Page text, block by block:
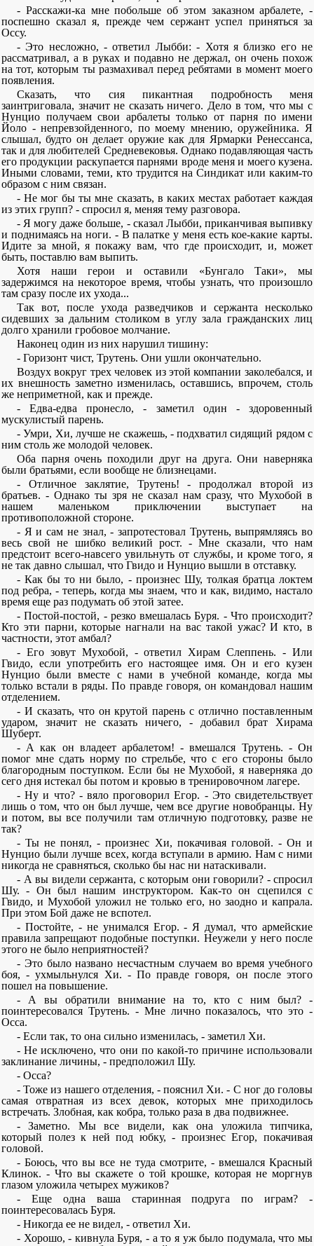
- Расскажи-ка мне побольше об этом заказном арбалете, -
поспешно сказал я, прежде чем сержант успел приняться за
Оссу.
- Это несложно, - ответил Лыбби: - Хотя я близко его не
рассматривал, а в руках и подавно не держал, он очень похож
на тот, которым ты размахивал перед ребятами в момент моего
появления.
Сказать, что сия пикантная подробность меня
заинтриговала, значит не сказать ничего. Дело в том, что мы с
Нунцио получаем свои арбалеты только от парня по имени
Йоло - непревзойденного, по моему мнению, оружейника. Я
слышал, будто он делает оружие как для Ярмарки Ренессанса,
так и для любителей Средневековья. Однако подавляющая часть
его продукции раскупается парнями вроде меня и моего кузена.
Иными словами, теми, кто трудится на Синдикат или каким-то
образом с ним связан.
- Не мог бы ты мне сказать, в каких местах работает каждая
из этих групп? - спросил я, меняя тему разговора.
- Я могу даже больше, - сказал Лыбби, приканчивая выпивку
и поднимаясь на ноги. - В палатке у меня есть кое-какие карты.
Идите за мной, я покажу вам, что где происходит, и, может
быть, поставлю вам выпить.
Хотя наши герои и оставили «Бунгало Таки», мы
задержимся на некоторое время, чтобы узнать, что произошло
там сразу после их ухода...
Так вот, после ухода разведчиков и сержанта несколько
сидевших за дальним столиком в углу зала гражданских лиц
долго хранили гробовое молчание.
Наконец один из них нарушил тишину:
- Горизонт чист, Трутень. Они ушли окончательно.
Воздух вокруг трех человек из этой компании заколебался, и
их внешность заметно изменилась, оставшись, впрочем, столь
же неприметной, как и прежде.
- Едва-едва пронесло, - заметил один - здоровенный
мускулистый парень.
- Умри, Хи, лучше не скажешь, - подхватил сидящий рядом с
ним столь же молодой человек.
Оба парня очень походили друг на друга. Они наверняка
были братьями, если вообще не близнецами.
- Отличное заклятие, Трутень! - продолжал второй из
братьев. - Однако ты зря не сказал нам сразу, что Мухобой в
нашем маленьком приключении выступает на
противоположной стороне.
- Я и сам не знал, - запротестовал Трутень, выпрямляясь во
весь свой не шибко великий рост. - Мне сказали, что нам
предстоит всего-навсего увильнуть от службы, и кроме того, я
не так давно слышал, что Гвидо и Нунцио вышли в отставку.
- Как бы то ни было, - произнес Шу, толкая братца локтем
под ребра, - теперь, когда мы знаем, что и как, видимо, настало
время еще раз подумать об этой затее.
- Постой-постой, - резко вмешалась Буря. - Что происходит?
Кто эти парни, которые нагнали на вас такой ужас? И кто, в
частности, этот амбал?
- Его зовут Мухобой, - ответил Хирам Слеппень. - Или
Гвидо, если употребить его настоящее имя. Он и его кузен
Нунцио были вместе с нами в учебной команде, когда мы
только встали в ряды. По правде говоря, он командовал нашим
отделением.
- И сказать, что он крутой парень с отлично поставленным
ударом, значит не сказать ничего, - добавил брат Хирама
Шуберт.
- А как он владеет арбалетом! - вмешался Трутень. - Он
помог мне сдать норму по стрельбе, что с его стороны было
благородным поступком. Если бы не Мухобой, я наверняка до
сего дня истекал бы потом и кровью в тренировочном лагере.
- Ну и что? - вяло проговорил Егор. - Это свидетельствует
лишь о том, что он был лучше, чем все другие новобранцы. Ну
и потом, вы все получили там отличную подготовку, разве не
так?
- Ты не понял, - произнес Хи, покачивая головой. - Он и
Нунцио были лучше всех, когда вступали в армию. Нам с ними
никогда не сравняться, сколько бы нас ни натаскивали.
- А вы видели сержанта, с которым они говорили? - спросил
Шу. - Он был нашим инструктором. Как-то он сцепился с
Гвидо, и Мухобой уложил не только его, но заодно и капрала.
При этом Бой даже не вспотел.
- Постойте, - не унимался Егор. - Я думал, что армейские
правила запрещают подобные поступки. Неужели у него после
этого не было неприятностей?
- Это было названо несчастным случаем во время учебного
боя, - ухмыльнулся Хи. - По правде говоря, он после этого
пошел на повышение.
- А вы обратили внимание на то, кто с ним был? -
поинтересовался Трутень. - Мне лично показалось, что это -
Осса.
- Если так, то она сильно изменилась, - заметил Хи.
- Не исключено, что они по какой-то причине использовали
заклинание личины, - предположил Шу.
- Осса?
- Тоже из нашего отделения, - пояснил Хи. - С ног до головы
самая отвратная из всех девок, которых мне приходилось
встречать. Злобная, как кобра, только раза в два подвижнее.
- Заметно. Мы все видели, как она уложила типчика,
который полез к ней под юбку, - произнес Егор, покачивая
головой.
- Боюсь, что вы все не туда смотрите, - вмешался Красный
Клинок. - Что вы скажете о той крошке, которая не моргнув
глазом уложила четырех мужиков?
- Еще одна ваша старинная подруга по играм? -
поинтересовалась Буря.
- Никогда ее не видел, - ответил Хи.
- Хорошо, - кивнула Буря, - а то я уж было подумала, что мы